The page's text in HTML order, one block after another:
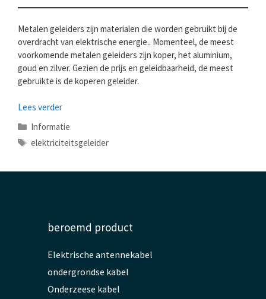
Metalen geleiders zijn materialen die worden gebruikt bij de
overdracht van elektrische energie.. Momenteel, de meest
voorkomende metalen geleiders zijn koper, het aluminium,
goud en zilver. Gezien de prijs en geleidbaarheid, de meest
gebruikte is de koperen geleider.
Lees verder
Categorieën
Informatie
Tags
elektriciteitsgeleider
beroemd product
Elektrische antennekabel
ondergrondse kabel
Onderzeese kabel